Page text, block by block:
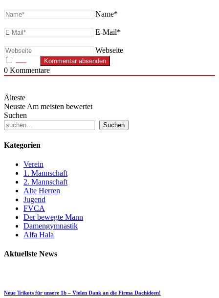
Name*
E-Mail*
Webseite
0 Kommentare
Älteste
NeusteAm meisten bewertet
Suchen
Suchen
Kategorien
Verein
1. Mannschaft
2. Mannschaft
Alte Herren
Jugend
FVCA
Der bewegte Mann
Damengymnastik
Alfa Hala
Aktuellste News
Neue Trikots für unsere 1b – Vielen Dank an die Firma Dachideen!